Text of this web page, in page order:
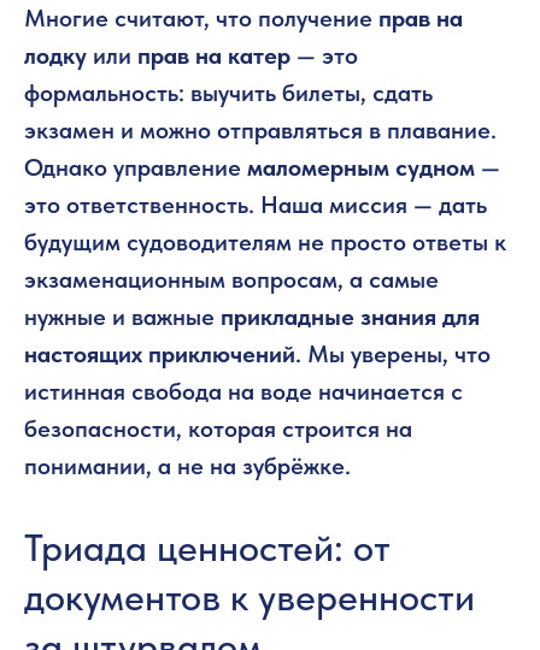
Многие считают, что получение прав на
лодку или прав на катер — это
формальность: выучить билеты, сдать
экзамен и можно отправляться в плавание.
Однако управление маломерным судном —
это ответственность. Наша миссия — дать
будущим судоводителям не просто ответы к
экзаменационным вопросам, а самые
нужные и важные прикладные знания для
настоящих приключений. Мы уверены, что
истинная свобода на воде начинается с
безопасности, которая строится на
понимании, а не на зубрёжке.
Триада ценностей: от
документов к уверенности